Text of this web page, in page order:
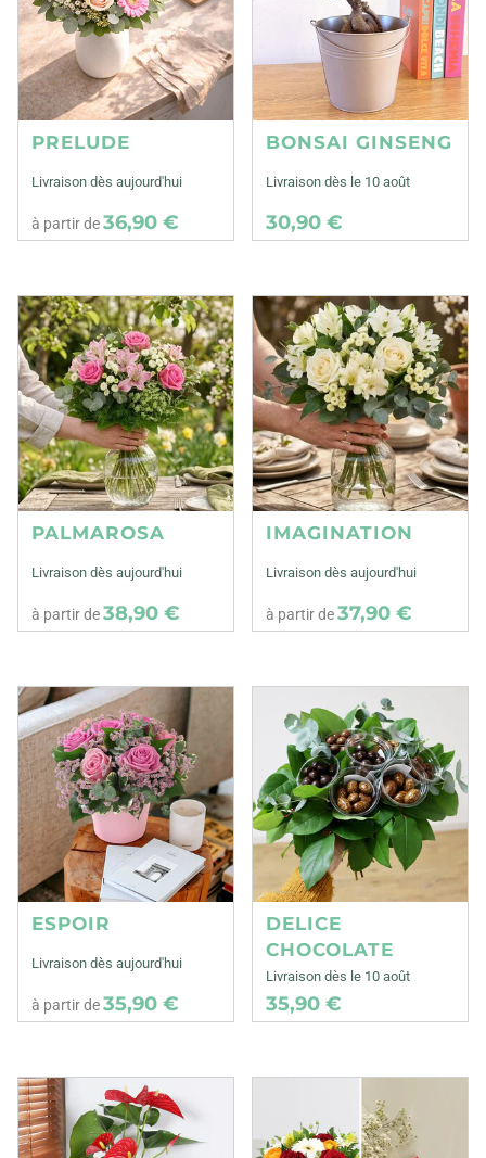
PRELUDE
Livraison dès aujourd'hui
à partir de36,90 €
BONSAI GINSENG
Livraison dès le 10 août
30,90 €
PALMAROSA
Livraison dès aujourd'hui
à partir de38,90 €
IMAGINATION
Livraison dès aujourd'hui
à partir de37,90 €
ESPOIR
Livraison dès aujourd'hui
à partir de35,90 €
DELICE
CHOCOLATE
Livraison dès le 10 août
35,90 €